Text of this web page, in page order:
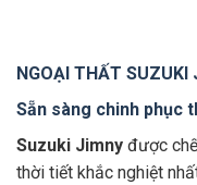
NGOẠI THẤT SUZUKI
Sẵn sàng chinh phục
Suzuki Jimny được
thời tiết khắc nghiệt